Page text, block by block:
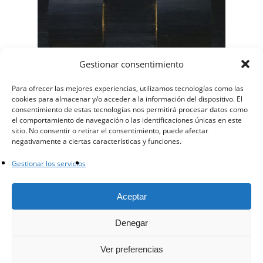
Gestionar consentimiento
Para ofrecer las mejores experiencias, utilizamos tecnologías como las
cookies para almacenar y/o acceder a la información del dispositivo. El
consentimiento de estas tecnologías nos permitirá procesar datos como
el comportamiento de navegación o las identificaciones únicas en este
sitio. No consentir o retirar el consentimiento, puede afectar
negativamente a ciertas características y funciones.
Gestionar los servicios
Aceptar
Denegar
Ver preferencias
Mural
facebook instagram whatsapp email
© 2023 - Arista Piedras SL